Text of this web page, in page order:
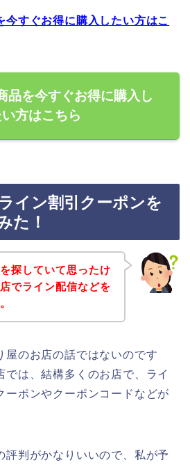
今すぐお得に購入したい方はこ
品を今すぐお得に購入し
方はこちら
イン割引クーポンを
た！
探していて思ったけ
でライン配信などを
屋のお店の話ではないのです
では、結構多くのお店で、ライ
ーポンやクーポンコードなどが
評判がかなりいいので、私が予